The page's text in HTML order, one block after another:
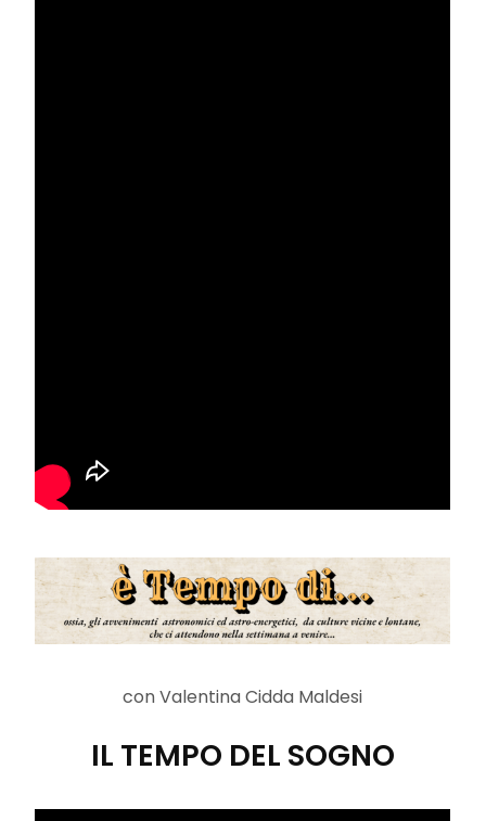
con Valentina Cidda Maldesi
IL TEMPO DEL SOGNO